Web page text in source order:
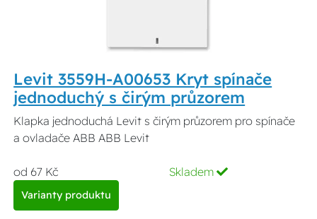
Levit 3559H-A00653 Kryt spínače
jednoduchý s čirým průzorem
Klapka jednoduchá Levit s čirým průzorem pro spínače
a ovladače ABB ABB Levit
od 67 Kč Skladem
Varianty produktu